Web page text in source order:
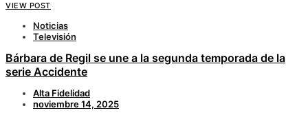
VIEW POST
Noticias
Televisión
Bárbara de Regil se une a la segunda temporada de la
serie Accidente
Alta Fidelidad
noviembre 14, 2025